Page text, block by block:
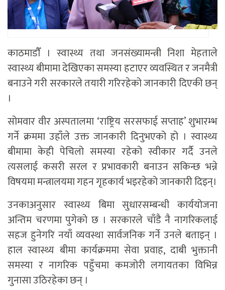
काठमाडाैँ । स्वास्थ्य तथा जनसंख्यामन्त्री निशा मेहताले
स्वास्थ्य बीमामा देखिएका समस्या हटाएर व्यवस्थित र जनमैत्री
बनाउने गरी सरकारले तयारी गरिरहेको जानकारी दिएकी छन्
।
सोमवार वीर अस्पतालमा ‘राष्ट्रिय सरसफाई सप्ताह’ शुभारम्भ
गर्ने क्रममा उहाँले उक्त जानकारी दिनुभएको हो । स्वास्थ्य
बीमामा केही पेचिलो समस्या रहेको स्वीकार गर्दै उनले
त्यसलाई कसरी सरल र प्रभावकारी बनाउन सकिन्छ भन्ने
विषयमा मन्त्रालयमा गहन गृहकार्य भइरहेको जानकारी दिइन्।
उनकाअनुसार स्वास्थ्य बिमा सुधारसम्बन्धी कार्ययोजना
अन्तिम चरणमा पुगेको छ । सरकारले चाँडै नै नागरिकलाई
सहज हुनेगरि नयाँ व्यवस्था सार्वजनिक गर्ने उनले बताइन् ।
हाल स्वास्थ्य बीमा कार्यक्रममा सेवा प्रवाह, दाबी भुक्तानी
समस्या र नागरिक पहुँचमा कमजोरी लगायतका विभिन्न
गुनासा उठिरहेका छन् ।